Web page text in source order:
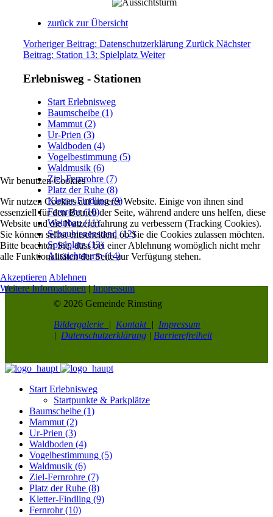
zurück zur Übersicht
Vorheriger Beitrag: Datenschutzerklärung Zurück Nächster
Beitrag: Station 13: Spielplatz Weiter
Erlebnisweg - Stationen
Start Erlebnisweg
Baumscheibe (1)
Mammut (2)
Ur-Prien (3)
Waldboden (4)
Vogelbestimmung (5)
Waldmusik (6)
Ziel-Fernrohre (7)
Platz der Ruhe (8)
Kletter-Findling (9)
Fernrohr (10)
Weinbau (11)
Schaubienenstand (12)
Spielplatz (13)
Aussichtsturm (14)
© 2026 Gemeinde Rimsting
Bildergalerie | Kontakt | Impressum
| Datenschutzerklärung | Barrierefreiheit
Start Erlebnisweg
Startpunkte & Parkplätze
Baumscheibe (1)
Mammut (2)
Ur-Prien (3)
Waldboden (4)
Vogelbestimmung (5)
Waldmusik (6)
Ziel-Fernrohre (7)
Platz der Ruhe (8)
Kletter-Findling (9)
Fernrohr (10)
Wir benutzen Cookies
Wir nutzen Cookies auf unserer Website. Einige von ihnen sind
essenziell für den Betrieb der Seite, während andere uns helfen, diese
Website und die Nutzererfahrung zu verbessern (Tracking Cookies).
Sie können selbst entscheiden, ob Sie die Cookies zulassen möchten.
Bitte beachten Sie, dass bei einer Ablehnung womöglich nicht mehr
alle Funktionalitäten der Seite zur Verfügung stehen.
Akzeptieren Ablehnen
Weitere Informationen|Impressum